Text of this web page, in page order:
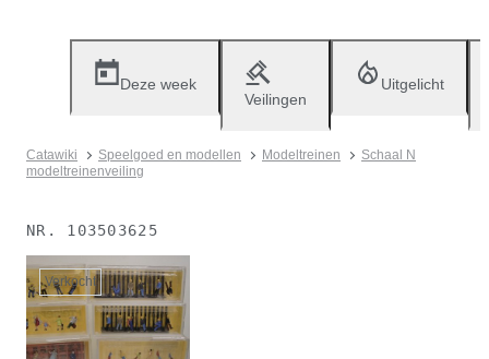
Deze week
Veilingen
Uitgelicht
Catawiki Speelgoed en modellen Modeltreinen
Schaal N
modeltreinenveiling
NR. 103503625
Verkocht